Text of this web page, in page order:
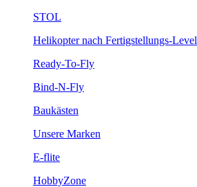
STOL
Helikopter nach Fertigstellungs-Level
Ready-To-Fly
Bind-N-Fly
Baukästen
Unsere Marken
E-flite
HobbyZone